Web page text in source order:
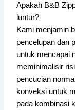
Apakah B&B
luntur?
Kami menjamin
pencelupan dan
untuk mencapai
meminimalisir
pencucian
konveksi untuk
pada kombinasi